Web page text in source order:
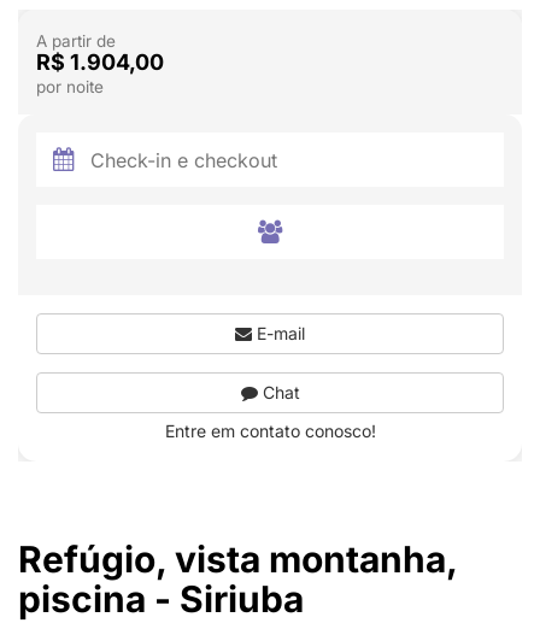
Refúgio, vista montanha,
piscina - Siriuba
A partir de
R$ 1.904,00
por noite
E-mail
Chat
Entre em contato conosco!